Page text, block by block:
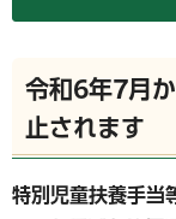
令和6年7月
止されます
特別児童扶養手当